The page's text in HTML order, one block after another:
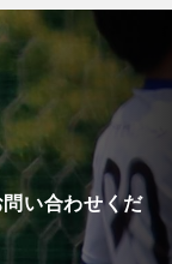
い合わせくだ